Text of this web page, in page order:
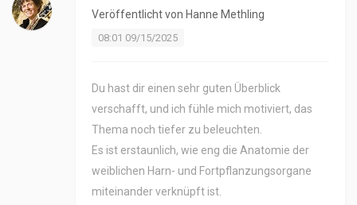
Veröffentlicht von Hanne Methling
08:01 09/15/2025
Du hast dir einen sehr guten Überblick
verschafft, und ich fühle mich motiviert, das
Thema noch tiefer zu beleuchten.
Es ist erstaunlich, wie eng die Anatomie der
weiblichen Harn- und Fortpflanzungsorgane
miteinander verknüpft ist.